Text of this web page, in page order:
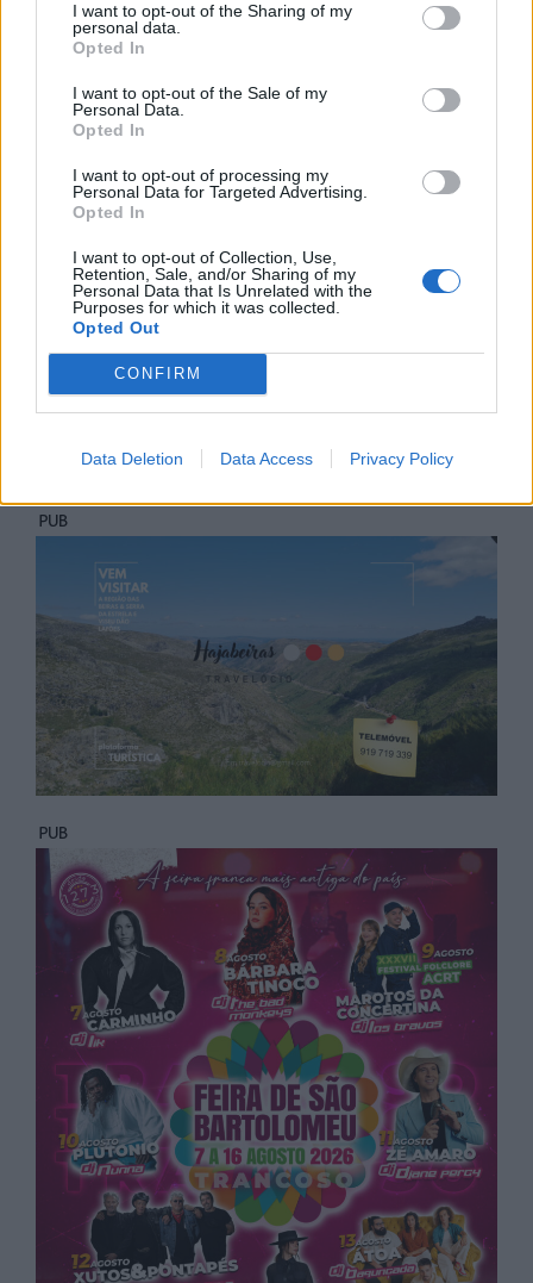
I want to opt-out of the Sharing of my
personal data.
Opted In
I want to opt-out of the Sale of my
Personal Data.
Opted In
I want to opt-out of processing my
Personal Data for Targeted Advertising.
Opted In
I want to opt-out of Collection, Use,
Retention, Sale, and/or Sharing of my
Personal Data that Is Unrelated with the
Purposes for which it was collected.
Opted Out
CONFIRM
Data Deletion Data Access Privacy Policy